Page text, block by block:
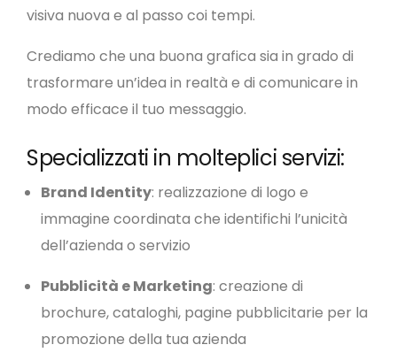
visiva nuova e al passo coi tempi.
Crediamo che una buona grafica sia in grado di
trasformare un’idea in realtà e di comunicare in
modo efficace il tuo messaggio.
Specializzati in molteplici servizi:
Brand Identity: realizzazione di logo e
immagine coordinata che identifichi l’unicità
dell’azienda o servizio
Pubblicità e Marketing: creazione di
brochure, cataloghi, pagine pubblicitarie per la
promozione della tua azienda